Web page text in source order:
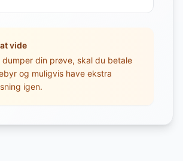
vide
dumper din prøve, skal du betale
og muligvis have ekstra
igen.